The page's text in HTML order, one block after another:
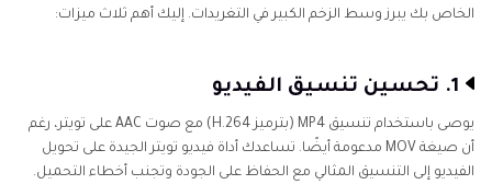
الخاص بك يبرز وسط الزخم الكبير في التغريدات. إليك أهم ثلاث ميزات:
1. تحسين تنسيق الفيديو
يوصى باستخدام تنسيق MP4 (بترميز H.264) مع صوت AAC على تويتر، رغم
أن صيغة MOV مدعومة أيضًا. تساعدك أداة فيديو تويتر الجيدة على تحويل
الفيديو إلى التنسيق المثالي مع الحفاظ على الجودة وتجنب أخطاء التحميل.